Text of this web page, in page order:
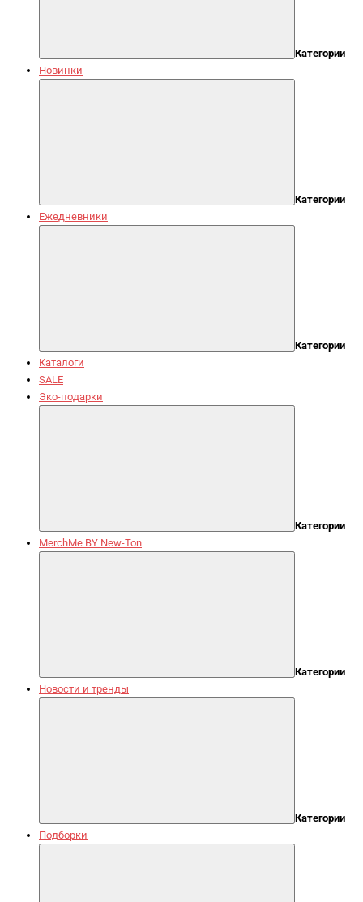
Категории
Новинки
Категории
Ежедневники
Категории
Каталоги
SALE
Эко-подарки
Категории
MerchMe BY New-Ton
Категории
Новости и тренды
Категории
Подборки